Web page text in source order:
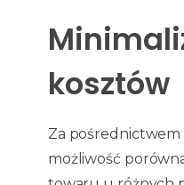
kosztów
Za
możliwość